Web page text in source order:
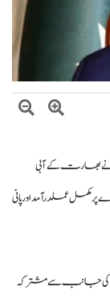
تنقید
اسماعیل
ملک اقبال چنڑ
بھارت کے آبی
عملدرآمد اور پانی
جانب سے مشترکہ